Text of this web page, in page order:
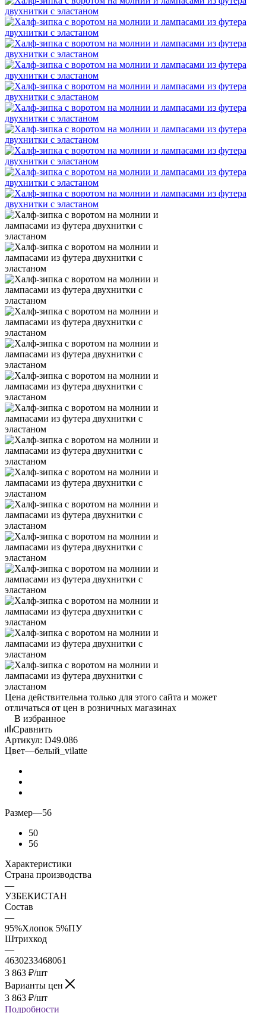
Цена действительна только для этого сайта и может
отличаться от цен в розничных магазинах
В избранное
Сравнить
Артикул: D49.086
Цвет—белый_vilatte
Размер—56
50
56
Характеристики
Страна производства
—
УЗБЕКИСТАН
Состав
—
95%Хлопок 5%ПУ
Штрихкод
—
4630233468061
3 863 ₽/шт
Варианты цен
3 863 ₽/шт
Подробности